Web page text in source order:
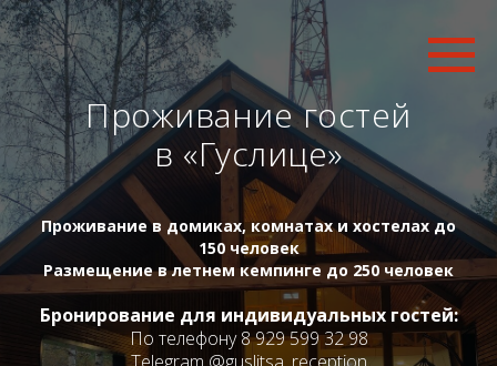
Проживание гостей
в «Гуслице»
Проживание в домиках, комнатах и хостелах до
150 человек
Размещение в летнем кемпинге до 250 человек
Бронирование для индивидуальных гостей:
По телефону 8 929 599 32 98